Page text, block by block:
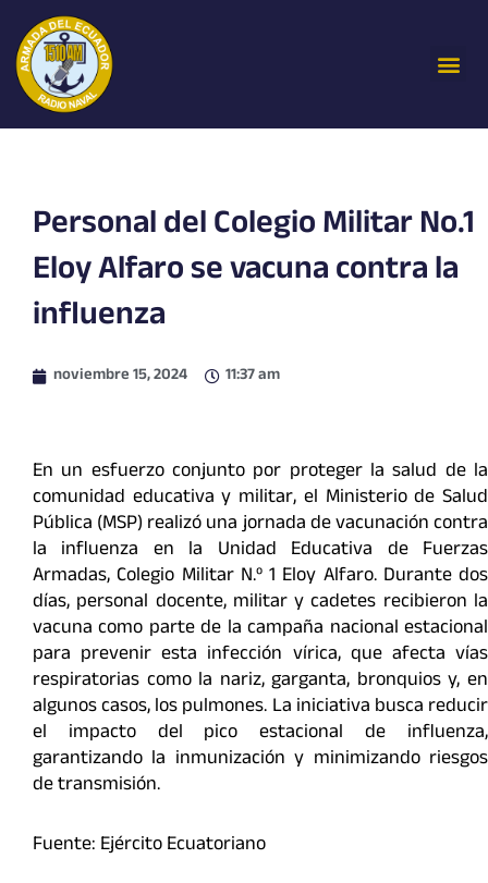
contenido
Personal del Colegio Militar No.1
Eloy Alfaro se vacuna contra la
influenza
noviembre 15, 2024 11:37 am
En un esfuerzo conjunto por proteger la salud de la
comunidad educativa y militar, el Ministerio de Salud
Pública (MSP) realizó una jornada de vacunación contra
la influenza en la Unidad Educativa de Fuerzas
Armadas, Colegio Militar N.º 1 Eloy Alfaro. Durante dos
días, personal docente, militar y cadetes recibieron la
vacuna como parte de la campaña nacional estacional
para prevenir esta infección vírica, que afecta vías
respiratorias como la nariz, garganta, bronquios y, en
algunos casos, los pulmones. La iniciativa busca reducir
el impacto del pico estacional de influenza,
garantizando la inmunización y minimizando riesgos
de transmisión.
Fuente: Ejército Ecuatoriano